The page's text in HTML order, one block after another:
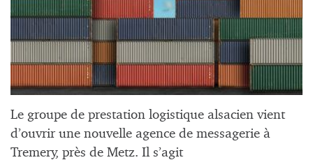
Le groupe de prestation logistique alsacien vient
d’ouvrir une nouvelle agence de messagerie à
Tremery, près de Metz. Il s’agit